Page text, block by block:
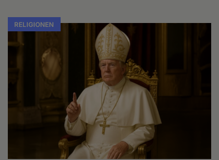
RELIGIONEN